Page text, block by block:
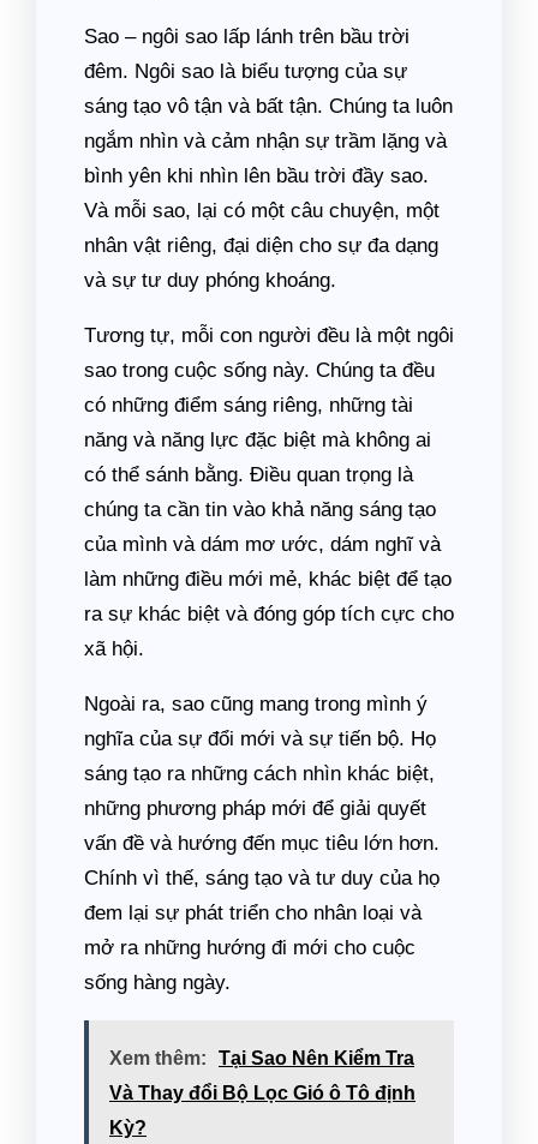
Sao – ngôi sao lấp lánh trên bầu trời
đêm. Ngôi sao là biểu tượng của sự
sáng tạo vô tận và bất tận. Chúng ta luôn
ngắm nhìn và cảm nhận sự trầm lặng và
bình yên khi nhìn lên bầu trời đầy sao.
Và mỗi sao, lại có một câu chuyện, một
nhân vật riêng, đại diện cho sự đa dạng
và sự tư duy phóng khoáng.
Tương tự, mỗi con người đều là một ngôi
sao trong cuộc sống này. Chúng ta đều
có những điểm sáng riêng, những tài
năng và năng lực đặc biệt mà không ai
có thể sánh bằng. Điều quan trọng là
chúng ta cần tin vào khả năng sáng tạo
của mình và dám mơ ước, dám nghĩ và
làm những điều mới mẻ, khác biệt để tạo
ra sự khác biệt và đóng góp tích cực cho
xã hội.
Ngoài ra, sao cũng mang trong mình ý
nghĩa của sự đổi mới và sự tiến bộ. Họ
sáng tạo ra những cách nhìn khác biệt,
những phương pháp mới để giải quyết
vấn đề và hướng đến mục tiêu lớn hơn.
Chính vì thế, sáng tạo và tư duy của họ
đem lại sự phát triển cho nhân loại và
mở ra những hướng đi mới cho cuộc
sống hàng ngày.
Xem thêm:
Tại Sao Nên Kiểm Tra
Và Thay đổi Bộ Lọc Gió ô Tô định
Kỳ?